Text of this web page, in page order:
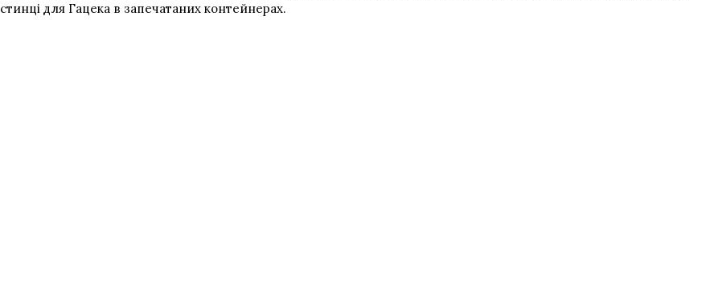
для Гацека в запечатаних контейнерах.